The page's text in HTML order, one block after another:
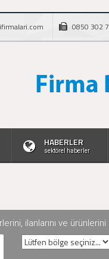
0850 302
HABERLER
sektörel haberler
ilanlarını ve